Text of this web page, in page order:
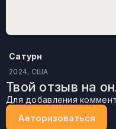
Сатурн
2024, США
Твой отзыв на
Для добавления
Авторизоваться